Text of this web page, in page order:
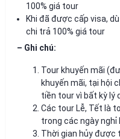
100% giá tour
Khi đã được cấp visa,
chi trả 100% giá tour
– Ghi chú:
Tour khuyến mãi
khuyến mãi, tại hội
tiền tour vì bất kỳ lý
Các tour Lễ, Tết là
trong các ngày nghỉ
Thời gian hủy được